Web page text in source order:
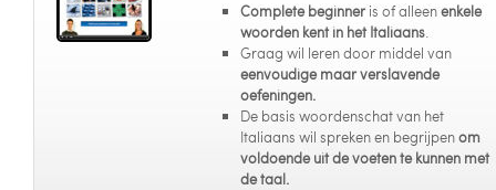
Complete beginner is of alleenenkele
woorden kent in het Italiaans.
Graag wil leren door middel van
eenvoudige maar verslavende
oefeningen.
De basis woordenschat van het
Italiaans wil spreken en begrijpenom
voldoende uit de voeten te kunnen met
de taal.